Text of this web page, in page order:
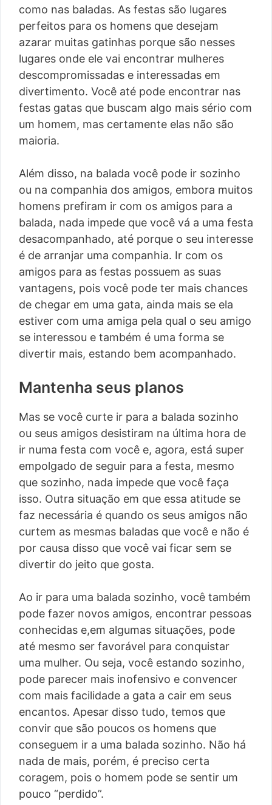
como nas baladas. As festas são lugares
perfeitos para os homens que desejam
azarar muitas gatinhas porque são nesses
lugares onde ele vai encontrar mulheres
descompromissadas e interessadas em
divertimento. Você até pode encontrar nas
festas gatas que buscam algo mais sério com
um homem, mas certamente elas não são
maioria.
Além disso, na balada você pode ir sozinho
ou na companhia dos amigos, embora muitos
homens prefiram ir com os amigos para a
balada, nada impede que você vá a uma festa
desacompanhado, até porque o seu interesse
é de arranjar uma companhia. Ir com os
amigos para as festas possuem as suas
vantagens, pois você pode ter mais chances
de chegar em uma gata, ainda mais se ela
estiver com uma amiga pela qual o seu amigo
se interessou e também é uma forma se
divertir mais, estando bem acompanhado.
Mantenha seus planos
Mas se você curte ir para a balada sozinho
ou seus amigos desistiram na última hora de
ir numa festa com você e, agora, está super
empolgado de seguir para a festa, mesmo
que sozinho, nada impede que você faça
isso. Outra situação em que essa atitude se
faz necessária é quando os seus amigos não
curtem as mesmas baladas que você e não é
por causa disso que você vai ficar sem se
divertir do jeito que gosta.
Ao ir para uma balada sozinho, você também
pode fazer novos amigos, encontrar pessoas
conhecidas e,em algumas situações, pode
até mesmo ser favorável para conquistar
uma mulher. Ou seja, você estando sozinho,
pode parecer mais inofensivo e convencer
com mais facilidade a gata a cair em seus
encantos. Apesar disso tudo, temos que
convir que são poucos os homens que
conseguem ir a uma balada sozinho. Não há
nada de mais, porém, é preciso certa
coragem, pois o homem pode se sentir um
pouco “perdido”.